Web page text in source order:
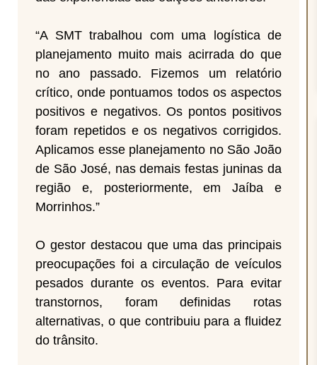
“A SMT trabalhou com uma logística de
planejamento muito mais acirrada do que
no ano passado. Fizemos um relatório
crítico, onde pontuamos todos os aspectos
positivos e negativos. Os pontos positivos
foram repetidos e os negativos corrigidos.
Aplicamos esse planejamento no São João
de São José, nas demais festas juninas da
região e, posteriormente, em Jaíba e
Morrinhos.”
O gestor destacou que uma das principais
preocupações foi a circulação de veículos
pesados durante os eventos. Para evitar
transtornos, foram definidas rotas
alternativas, o que contribuiu para a fluidez
do trânsito.